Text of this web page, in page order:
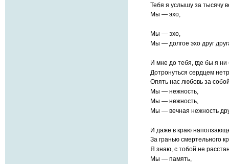
Тебя я услышу за тысячу
Мы — эхо,
Мы — эхо,
Мы — долгое эхо друг
И мне до тебя, где бы я
Дотронуться сердцем
Опять нас любовь за
Мы — нежность,
Мы — нежность,
Мы — вечная нежность
И даже в краю
За гранью смертельного
Я знаю, с тобой не
Мы — память,